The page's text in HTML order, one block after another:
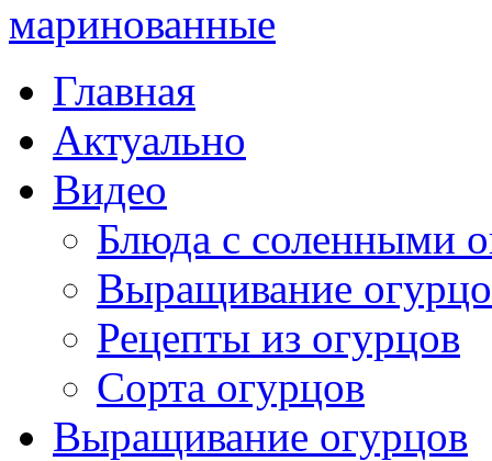
Главная
Актуально
Видео
Блюда с соленными
Выращивание
Рецепты из огурцов
Сорта огурцов
Выращивание огурцов